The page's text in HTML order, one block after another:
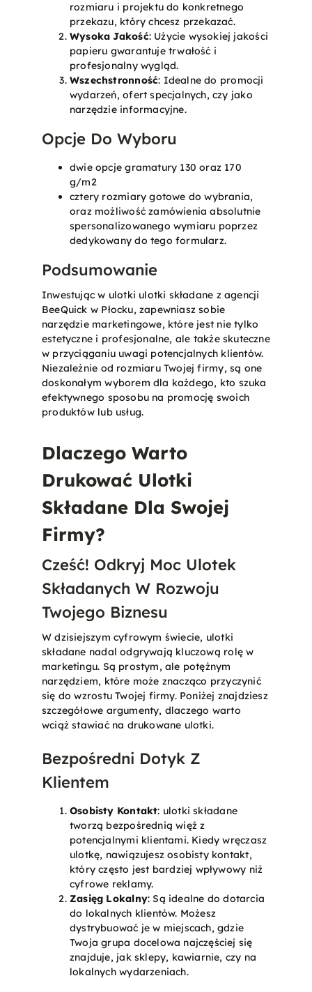
rozmiaru i projektu do konkretnego
przekazu, który chcesz przekazać.
Wysoka Jakość: Użycie wysokiej jakości
papieru gwarantuje trwałość i
profesjonalny wygląd.
Wszechstronność: Idealne do promocji
wydarzeń, ofert specjalnych, czy jako
narzędzie informacyjne.
Opcje Do Wyboru
dwie opcje gramatury 130 oraz 170
g/m2
cztery rozmiary gotowe do wybrania,
oraz możliwość zamówienia absolutnie
spersonalizowanego wymiaru poprzez
dedykowany do tego formularz.
Podsumowanie
Inwestując w ulotki ulotki składane z agencji
BeeQuick w Płocku, zapewniasz sobie
narzędzie marketingowe, które jest nie tylko
estetyczne i profesjonalne, ale także skuteczne
w przyciąganiu uwagi potencjalnych klientów.
Niezależnie od rozmiaru Twojej firmy, są one
doskonałym wyborem dla każdego, kto szuka
efektywnego sposobu na promocję swoich
produktów lub usług​.
Dlaczego Warto
Drukować Ulotki
Składane Dla Swojej
Firmy?
Cześć! Odkryj Moc Ulotek
Składanych W Rozwoju
Twojego Biznesu
W dzisiejszym cyfrowym świecie, ulotki
składane nadal odgrywają kluczową rolę w
marketingu. Są prostym, ale potężnym
narzędziem, które może znacząco przyczynić
się do wzrostu Twojej firmy. Poniżej znajdziesz
szczegółowe argumenty, dlaczego warto
wciąż stawiać na drukowane ulotki.
Bezpośredni Dotyk Z
Klientem
Osobisty Kontakt: ulotki składane
tworzą bezpośrednią więź z
potencjalnymi klientami. Kiedy wręczasz
ulotkę, nawiązujesz osobisty kontakt,
który często jest bardziej wpływowy niż
cyfrowe reklamy.
Zasięg Lokalny: Są idealne do dotarcia
do lokalnych klientów. Możesz
dystrybuować je w miejscach, gdzie
Twoja grupa docelowa najczęściej się
znajduje, jak sklepy, kawiarnie, czy na
lokalnych wydarzeniach.